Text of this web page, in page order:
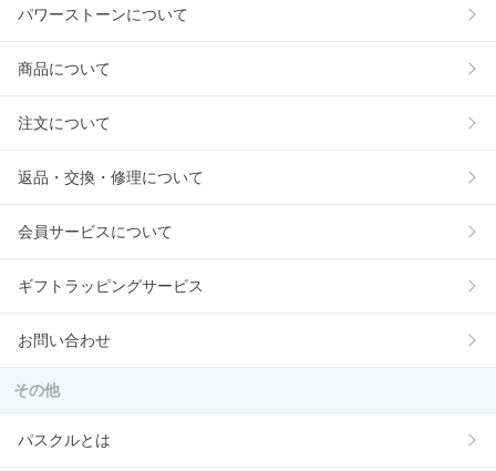
パワーストーンについて
商品について
注文について
返品・交換・修理について
会員サービスについて
ギフトラッピングサービス
お問い合わせ
その他
パスクルとは